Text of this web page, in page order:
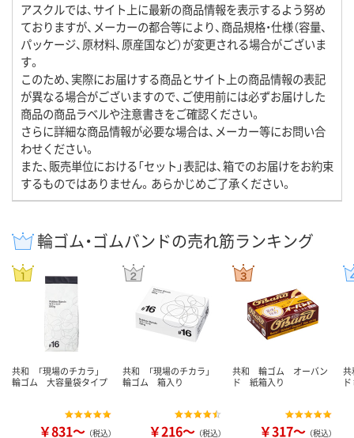
アスクルでは、サイト上に最新の商品情報を表示するよう努め
ておりますが、メーカーの都合等により、商品規格・仕様（容量、
パッケージ、原材料、原産国など）が変更される場合がございま
す。
このため、実際にお届けする商品とサイト上の商品情報の表記
が異なる場合がございますので、ご使用前には必ずお届けした
商品の商品ラベルや注意書きをご確認ください。
さらに詳細な商品情報が必要な場合は、メーカー等にお問い合
わせください。
また、販売単位における「セット」表記は、箱でのお届けをお約束
するものではありません。あらかじめご了承ください。
輪ゴム・ゴムバンドの売れ筋ランキング
共和 「現場のチカラ」
輪ゴム 大容量袋タイプ
￥831～ （税込）
共和 「現場のチカラ」
輪ゴム 箱入り
￥216～ （税込）
共和 輪ゴム オーバン
ド 紙箱入り
￥317～ （税込）